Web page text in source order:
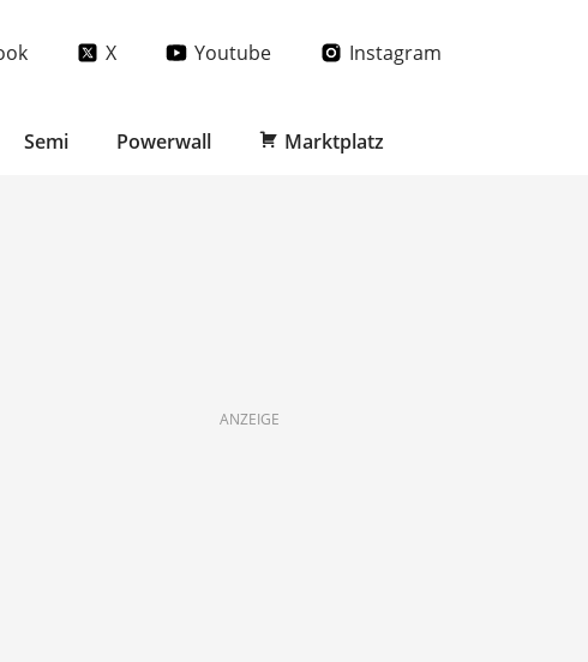
X Youtube Instagram
Semi Powerwall Marktplatz
ANZEIGE